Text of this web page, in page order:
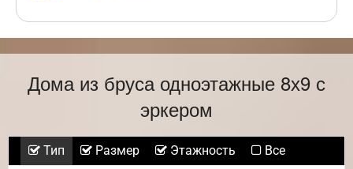
Дома из бруса одноэтажные 8х9 с
эркером
Тип Размер Этажность Все